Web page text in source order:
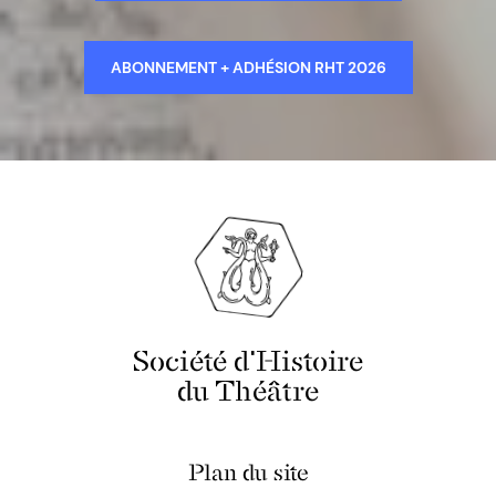
ABONNEMENT + ADHÉSION RHT 2026
Société d'Histoire
du Théâtre
Plan du site